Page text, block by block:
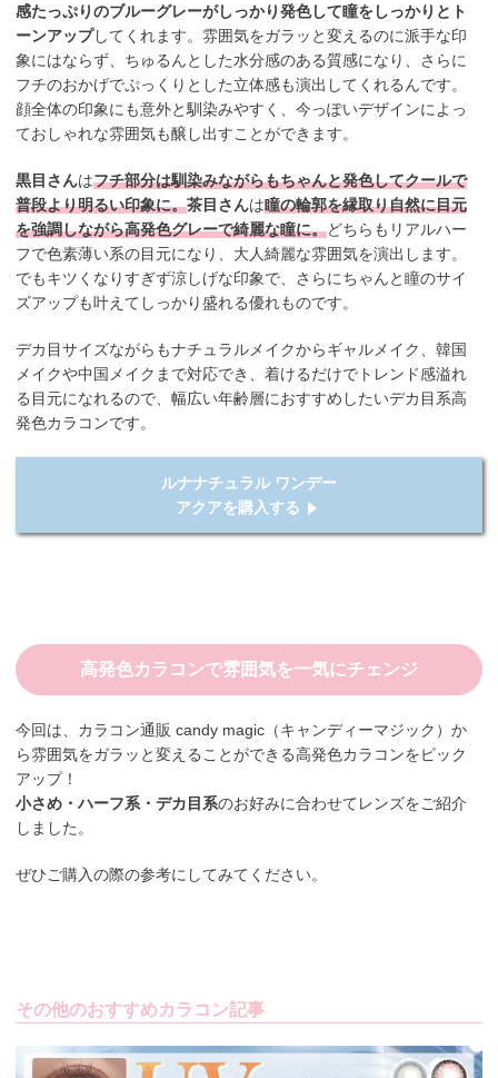
感たっぷりのブルーグレーがしっかり発色して瞳をしっかりとト
ーンアップしてくれます。雰囲気をガラッと変えるのに派手な印
象にはならず、ちゅるんとした水分感のある質感になり、さらに
フチのおかげでぷっくりとした立体感も演出してくれるんです。
顔全体の印象にも意外と馴染みやすく、今っぽいデザインによっ
ておしゃれな雰囲気も醸し出すことができます。
黒目さんはフチ部分は馴染みながらもちゃんと発色してクールで
普段より明るい印象に。茶目さんは瞳の輪郭を縁取り自然に目元
を強調しながら高発色グレーで綺麗な瞳に。どちらもリアルハー
フで色素薄い系の目元になり、大人綺麗な雰囲気を演出します。
でもキツくなりすぎず涼しげな印象で、さらにちゃんと瞳のサイ
ズアップも叶えてしっかり盛れる優れものです。
デカ目サイズながらもナチュラルメイクからギャルメイク、韓国
メイクや中国メイクまで対応でき、着けるだけでトレンド感溢れ
る目元になれるので、幅広い年齢層におすすめしたいデカ目系高
発色カラコンです。
ルナナチュラル ワンデー
アクアを購入する
高発色カラコンで雰囲気を一気にチェンジ
今回は、カラコン通販 candy magic（キャンディーマジック）か
ら雰囲気をガラッと変えることができる高発色カラコンをピック
アップ！
小さめ・ハーフ系・デカ目系のお好みに合わせてレンズをご紹介
しました。
ぜひご購入の際の参考にしてみてください。
その他のおすすめカラコン記事